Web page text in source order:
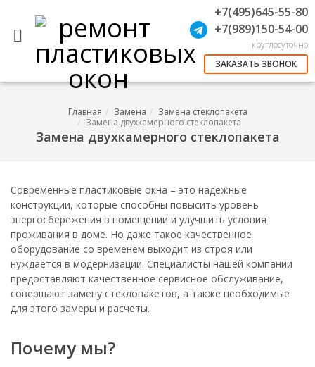
+7(495)645-55-80
+7(989)150-54-00
круглосуточно
ЗАКАЗАТЬ ЗВОНОК
Главная Замена
Замена стеклопакета
Замена двухкамерного стеклопакета
Замена двухкамерного стеклопакета
Современные пластиковые окна – это надежные
конструкции, которые способны повысить уровень
энергосбережения в помещении и улучшить условия
проживания в доме. Но даже такое качественное
оборудование со временем выходит из строя или
нуждается в модернизации. Специалисты нашей компании
предоставляют качественное сервисное обслуживание,
совершают замену стеклопакетов, а также необходимые
для этого замеры и расчеты.
Почему мы?